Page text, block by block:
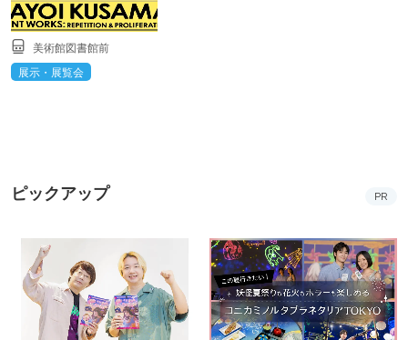
美術館図書館前
展示・展覧会
ピックアップ PR